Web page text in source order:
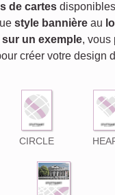
de cartes
style bannièreau
un exemple, vous
créer votre design
CIRCLE